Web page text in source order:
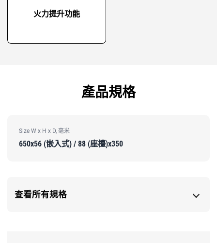
火力提升功能
產品規格
Size W x H x D, 毫米
650x56 (嵌入式) / 88 (座檯)x350
查看所有規格